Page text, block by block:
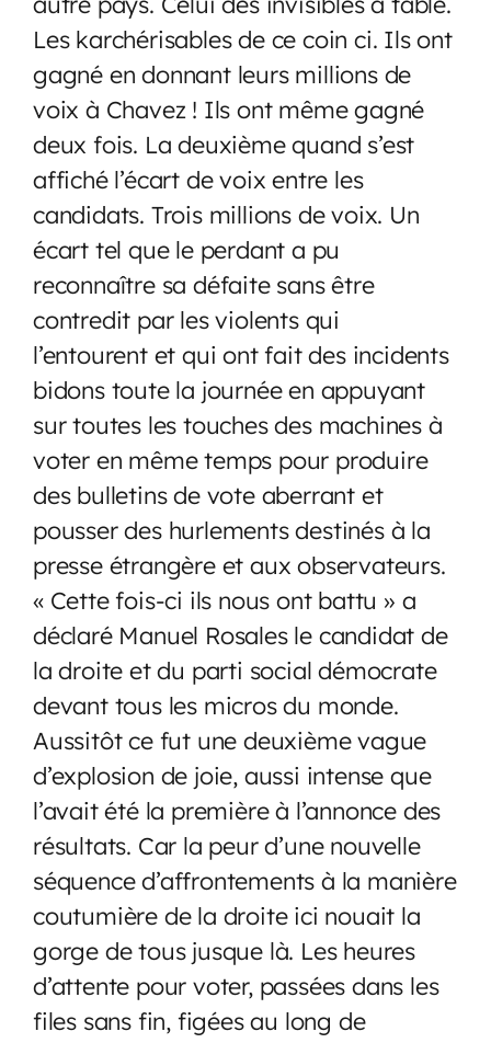
Les karchérisables de ce coin ci. Ils ont
gagné en donnant leurs millions de
voix à Chavez ! Ils ont même gagné
deux fois. La deuxième quand s’est
affiché l’écart de voix entre les
candidats. Trois millions de voix. Un
écart tel que le perdant a pu
reconnaître sa défaite sans être
contredit par les violents qui
l’entourent et qui ont fait des incidents
bidons toute la journée en appuyant
sur toutes les touches des machines à
voter en même temps pour produire
des bulletins de vote aberrant et
pousser des hurlements destinés à la
presse étrangère et aux observateurs.
« Cette fois-ci ils nous ont battu » a
déclaré Manuel Rosales le candidat de
la droite et du parti social démocrate
devant tous les micros du monde.
Aussitôt ce fut une deuxième vague
d’explosion de joie, aussi intense que
l’avait été la première à l’annonce des
résultats. Car la peur d’une nouvelle
séquence d’affrontements à la manière
coutumière de la droite ici nouait la
gorge de tous jusque là. Les heures
d’attente pour voter, passées dans les
files sans fin, figées au long de